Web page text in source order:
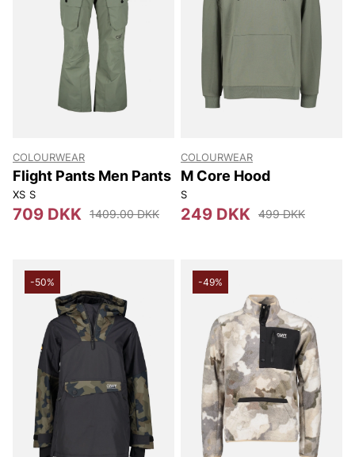
COLOURWEAR
Flight Pants Men Pants
XS S
709 DKK 1409.00 DKK
COLOURWEAR
M Core Hood
S
249 DKK 499 DKK
-50% -49%